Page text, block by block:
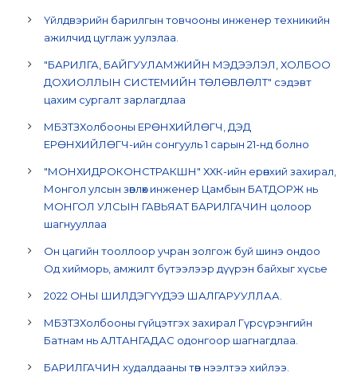
Үйлдвэрийн барилгын товчооны инженер техникийн
ажилчид цуглаж уулзлаа.
"БАРИЛГА, БАЙГУУЛАМЖИЙН МЭДЭЭЛЭЛ, ХОЛБОО
ДОХИОЛЛЫН СИСТЕМИЙН ТӨЛӨВЛӨЛТ" сэдэвт
цахим сургалт зарлагдлаа
МБЗТЗХолбооны ЕРӨНХИЙЛӨГЧ, ДЭД
ЕРӨНХИЙЛӨГЧ-ийн сонгууль 1 сарын 21-нд болно
"МОНХИДРОКОНСТРАКШН" ХХК-ийн ерөнхий захирал,
Монгол улсын зөвлөх инженер Цамбын БАТДОРЖ нь
МОНГОЛ УЛСЫН ГАВЬЯАТ БАРИЛГАЧИН цолоор
шагнууллаа
Он цагийн тооллоор учран золгож буй шинэ ондоо
Од хийморь, амжилт бүтээлээр дүүрэн байхыг хүсье
2022 ОНЫ ШИЛДЭГҮҮДЭЭ ШАЛГАРУУЛЛАА.
МБЗТЗХолбооны гүйцэтгэх захирал Гүрсүрэнгийн
Батнам нь АЛТАНГАДАС одонгоор шагнагдлаа.
БАРИЛГАЧИН худалдааны төв нээлтээ хийлээ.